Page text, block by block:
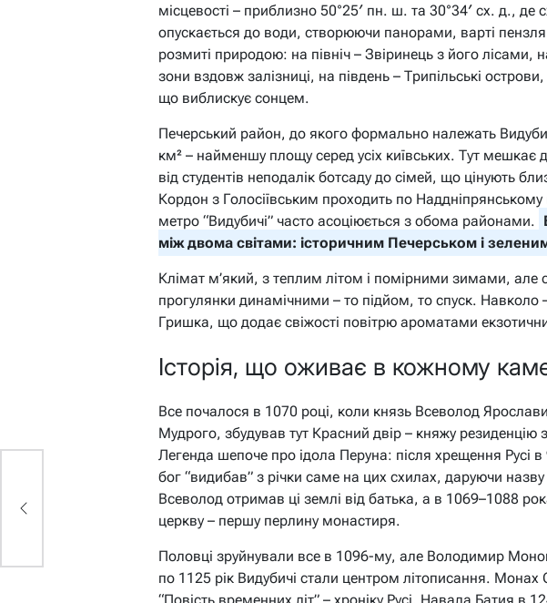
місцевості – приблизно 50°25′ пн. ш. та 30°34′ сх. д., де
опускається до води, створюючи панорами, варті
розмиті природою: на північ – Звіринець з його лісами,
зони вздовж залізниці, на південь – Трипільські
що виблискує сонцем.
Печерський район, до якого формально належать
км² – найменшу площу серед усіх київських. Тут мешкає
від студентів неподалік ботсаду до сімей, що цінують
Кордон з Голосіївським проходить по
метро “Видубичі” часто асоціюється з обома районами.
між двома світами: історичним Печерськом і
Клімат м’який, з теплим літом і помірними зимами, але
прогулянки динамічними – то підйом, то спуск. Навколо
Гришка, що додає свіжості повітрю ароматами
Історія, що оживає в кожному
Все почалося в 1070 році, коли князь Всеволод
Мудрого, збудував тут Красний двір – княжу резиденцію
Легенда шепоче про ідола Перуна: після хрещення Русі
бог “видибав” з річки саме на цих схилах, даруючи
Всеволод отримав ці землі від батька, а в 1069–1088
церкву – першу перлину монастиря.
Половці зруйнували все в 1096-му, але Володимир
по 1125 рік Видубичі стали центром літописання. Монах